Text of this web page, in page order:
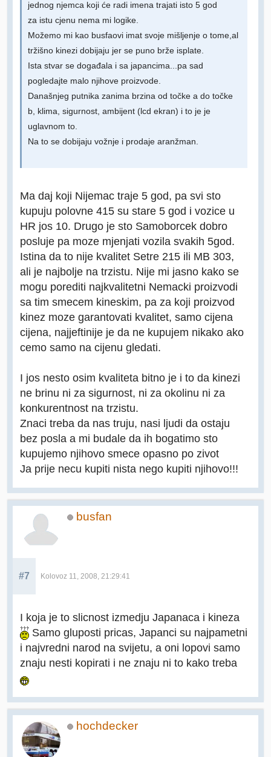
jednog njemca koji će radi imena trajati isto 5 god
za istu cjenu nema mi logike.
Možemo mi kao busfaovi imat svoje mišljenje o tome,al
tržišno kinezi dobijaju jer se puno brže isplate.
Ista stvar se događala i sa japancima...pa sad
pogledajte malo njihove proizvode.
Današnjeg putnika zanima brzina od točke a do točke
b, klima, sigurnost, ambijent (lcd ekran) i to je je
uglavnom to.
Na to se dobijaju vožnje i prodaje aranžman.
Ma daj koji Nijemac traje 5 god, pa svi sto
kupuju polovne 415 su stare 5 god i vozice u
HR jos 10. Drugo je sto Samoborcek dobro
posluje pa moze mjenjati vozila svakih 5god.
Istina da to nije kvalitet Setre 215 ili MB 303,
ali je najbolje na trzistu. Nije mi jasno kako se
mogu porediti najkvalitetni Nemacki proizvodi
sa tim smecem kineskim, pa za koji proizvod
kinez moze garantovati kvalitet, samo cijena
cijena, najjeftinije je da ne kupujem nikako ako
cemo samo na cijenu gledati.
I jos nesto osim kvaliteta bitno je i to da kinezi
ne brinu ni za sigurnost, ni za okolinu ni za
konkurentnost na trzistu.
Znaci treba da nas truju, nasi ljudi da ostaju
bez posla a mi budale da ih bogatimo sto
kupujemo njihovo smece opasno po zivot
Ja prije necu kupiti nista nego kupiti njihovo!!!
busfan
#7 Kolovoz 11, 2008, 21:29:41
I koja je to slicnost izmedju Japanaca i kineza
Samo gluposti pricas, Japanci su najpametni
i najvredni narod na svijetu, a oni lopovi samo
znaju nesti kopirati i ne znaju ni to kako treba
hochdecker